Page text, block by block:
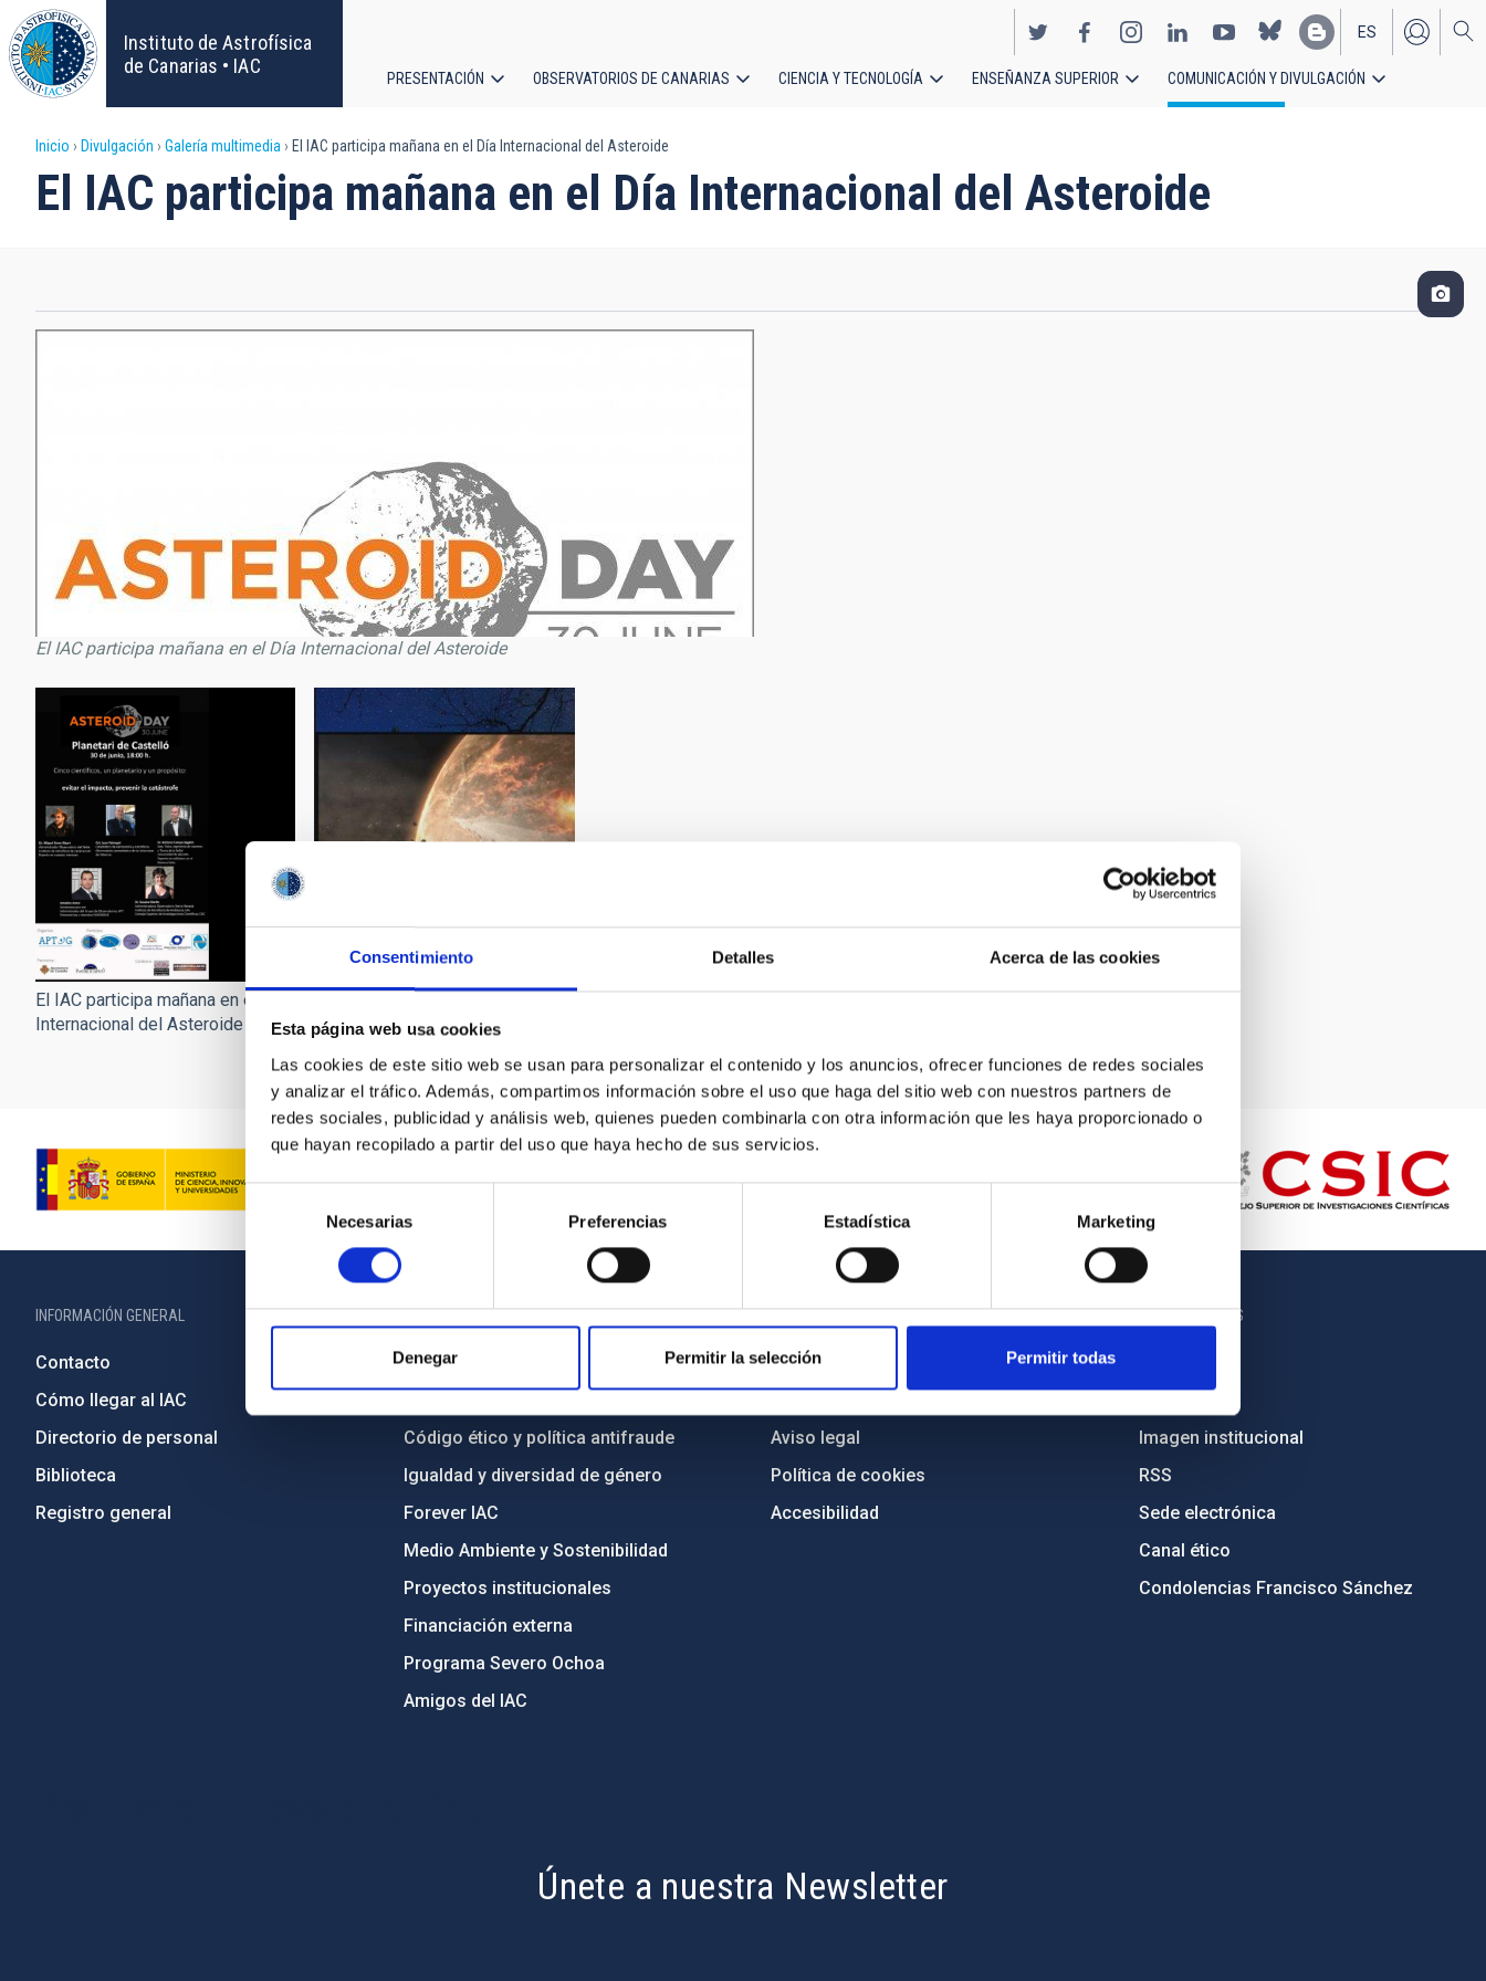
Consentimiento Detalles Acerca de las cookies
Esta página web usa cookies
Las cookies de este sitio web se usan para personalizar el contenido y los anuncios, ofrecer funciones de redes sociales
y analizar el tráfico. Además, compartimos información sobre el uso que haga del sitio web con nuestros partners de
redes sociales, publicidad y análisis web, quienes pueden combinarla con otra información que les haya proporcionado o
que hayan recopilado a partir del uso que haya hecho de sus servicios.
consentimiento
Necesarias Preferencias Estadística Marketing
Denegar Permitir la selección Permitir todas
Pasar
al
contenido
principal
Instituto de Astrofísica
de Canarias • IAC
EN
ES
principal
PRESENTACIÓN OBSERVATORIOS DE CANARIAS CIENCIA Y TECNOLOGÍA ENSEÑANZA SUPERIOR COMUNICACIÓN Y DIVULGACIÓN
Sobrescribir
enlaces
ayuda
Inicio Divulgación Galería multimedia El IAC participa mañana en el Día Internacional del Asteroide
El IAC participa mañana en el Día Internacional del Asteroide
El IAC participa mañana en el Día Internacional del Asteroide
El IAC participa mañana en el Día
Internacional del Asteroide
Internacional del Asteroide
INFORMACIÓN GENERAL
Contacto
Cómo llegar al IAC
Directorio de personal
Biblioteca
Registro general
Legislación
Código ético y política antifraude
Igualdad y diversidad de género
Forever IAC
Medio Ambiente y Sostenibilidad
Proyectos institucionales
Financiación externa
Programa Severo Ochoa
Amigos del IAC
Mapa web
Aviso legal
Política de cookies
Accesibilidad
OTROS ENLACES
Imagen institucional
RSS
Sede electrónica
Canal ético
Condolencias Francisco Sánchez
Únete a nuestra Newsletter